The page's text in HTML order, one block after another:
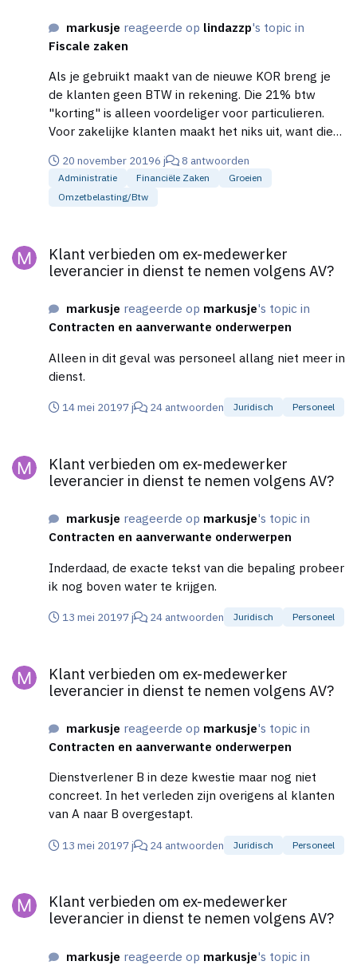
markusje reageerde op lindazzp's topic in
Fiscale zaken
Als je gebruikt maakt van de nieuwe KOR breng je
de klanten geen BTW in rekening. Die 21% btw
"korting" is alleen voordeliger voor particulieren.
Voor zakelijke klanten maakt het niks uit, want die
de BTW over je inkopen niet meer aftrekken.
20 november 20196 j 8 antwoorden
Administratie Financiële Zaken
Groeien
Omzetbelasting/btw
Klant verbieden om ex-medewerker
leverancier in dienst te nemen volgens AV?
markusje reageerde op markusje's topic in
Contracten en aanverwante onderwerpen
Alleen in dit geval was personeel allang niet meer in
dienst.
14 mei 20197 j 24 antwoorden Juridisch Personeel
Klant verbieden om ex-medewerker
leverancier in dienst te nemen volgens AV?
markusje reageerde op markusje's topic in
Contracten en aanverwante onderwerpen
Inderdaad, de exacte tekst van die bepaling probeer
ik nog boven water te krijgen.
13 mei 20197 j 24 antwoorden Juridisch Personeel
Klant verbieden om ex-medewerker
leverancier in dienst te nemen volgens AV?
markusje reageerde op markusje's topic in
Contracten en aanverwante onderwerpen
Dienstverlener B in deze kwestie maar nog niet
concreet. In het verleden zijn overigens al klanten
van A naar B overgestapt.
13 mei 20197 j 24 antwoorden Juridisch Personeel
Klant verbieden om ex-medewerker
leverancier in dienst te nemen volgens AV?
markusje reageerde op markusje's topic in